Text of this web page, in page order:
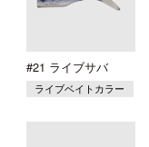
#21 ライブサバ
ライブベイトカラー